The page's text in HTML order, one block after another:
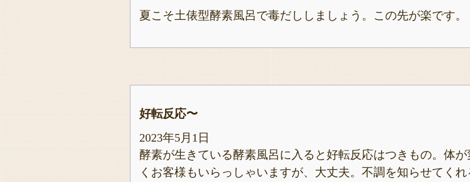
夏こそ土俵型酵素風呂で毒だししましょう。この先が楽です。
好転反応〜
2023年5月1日
酵素が生きている酵素風呂に入ると好転反応はつきもの。体
くお客様もいらっしゃいますが、大丈夫。不調を知らせてく